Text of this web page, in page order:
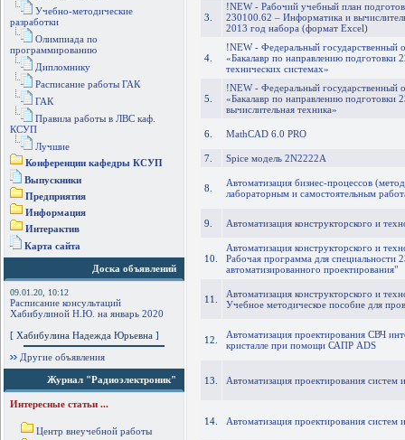
Учебно-методические
разработки
Олимпиада по
программированию
Дипломнику
Расписание работы ГАК
ГАК
Правила работы в ЛВС каф.
КСУП
Лучшие
Конференции кафедры КСУП
Выпускники
Предприятия
Информация
Интерактив
Карта сайта
Доска объявлений
09.01.20, 10:12
Расписание консультаций
Хабибулиной Н.Ю. на январь 2020
[ Хабибулина Надежда Юрьевна ]
Другие объявления
Журнал "Радиоэлектроник"
Интересные статьи ...
Центр внеучебной работы
3.
!NEW - Рабочий учебный план
230100.62 – Информатика и
2013 год набора (формат Excel)
4.
!NEW - Федеральный государственный
«Бакалавр по направлению подготовки
технических системах»
5.
!NEW - Федеральный государственный
«Бакалавр по направлению подготовки
вычислительная техника»
6. MathCAD 6.0 PRO
7. Spice модель 2N2222A
8.
Автоматизация бизнес-процессов
лабораторным и самостоятельным
9. Автоматизация конструкторского и
10.
Автоматизация конструкторского и
Рабочая программа для специальности
автоматизированного проектирования"
11.
Автоматизация конструкторского и
Учебное методическое пособие для
12.
Автоматизация проектирования СВЧ
кристалле при помощи САПР ADS
13. Автоматизация проектирования систем
14. Автоматизация проектирования систем